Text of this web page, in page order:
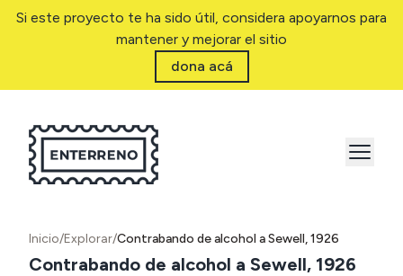
Si este proyecto te ha sido útil, considera apoyarnos para
mantener y mejorar el sitio
dona acá
Inicio/Explorar/Contrabando de alcohol a Sewell, 1926
Contrabando de alcohol a Sewell, 1926